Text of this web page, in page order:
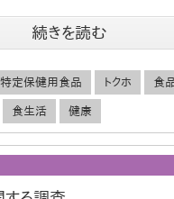
続きを読む
特定保健用食品 トクホ 食
食生活 健康